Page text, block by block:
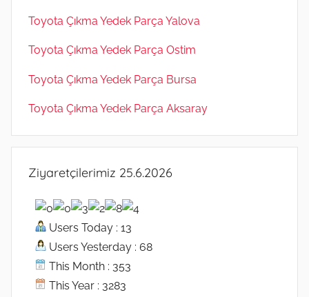
Toyota Çıkma Yedek Parça Yalova
Toyota Çıkma Yedek Parça Ostim
Toyota Çıkma Yedek Parça Bursa
Toyota Çıkma Yedek Parça Aksaray
Ziyaretçilerimiz 25.6.2026
Users Today : 13
Users Yesterday : 68
This Month : 353
This Year : 3283